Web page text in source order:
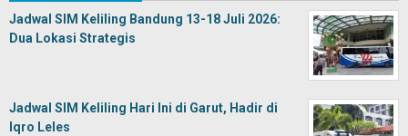
Jadwal SIM Keliling Bandung 13-18 Juli 2026:
Dua Lokasi Strategis
Jadwal SIM Keliling Hari Ini di Garut, Hadir di
Iqro Leles